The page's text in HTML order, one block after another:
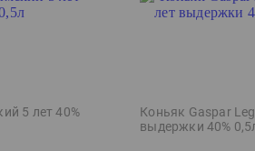
5 лет 40%
Коньяк Gaspar
выдержки 40%